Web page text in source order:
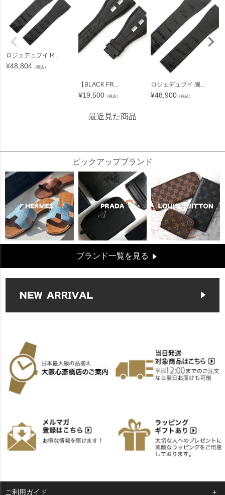
ロジェデュブイ R...
¥48,804 （税込）
【BLACK FR...
¥19,500 （税込）
ロジェデュブイ 腕...
¥48,900 （税込）
最近見た商品
ピックアップブランド
ブランド一覧を見る
ご利用ガイド